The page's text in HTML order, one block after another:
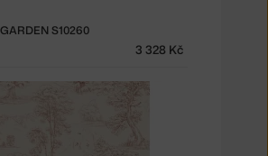
S10260
3 328 Kč